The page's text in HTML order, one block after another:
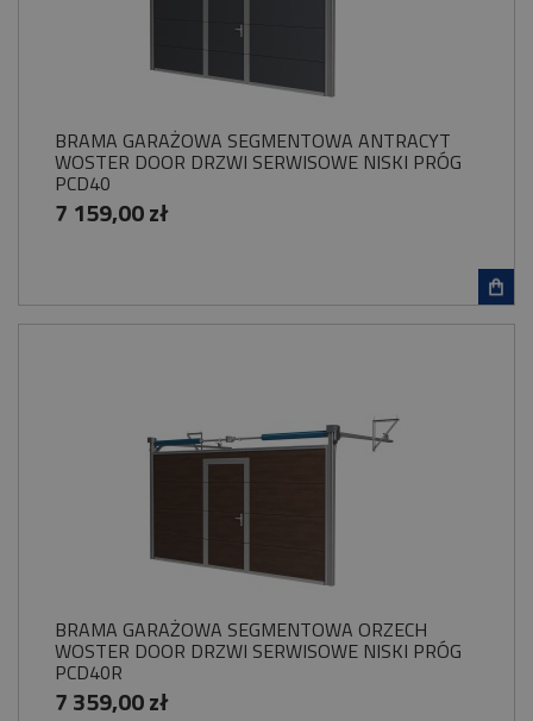
BRAMA GARAŻOWA SEGMENTOWA ANTRACYT
WOSTER DOOR DRZWI SERWISOWE NISKI PRÓG
PCD40
7 159,00 zł
BRAMA GARAŻOWA SEGMENTOWA ORZECH
WOSTER DOOR DRZWI SERWISOWE NISKI PRÓG
PCD40R
7 359,00 zł